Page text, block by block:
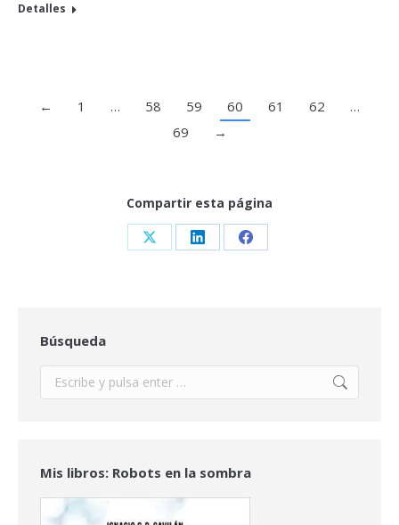
Detalles
← 1 … 58 59 60 61 62
…
69
→
Compartir esta página
Share Share Share
Búsqueda
Buscar:
Mis libros: Robots en la sombra